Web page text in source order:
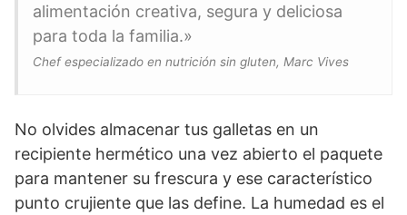
alimentación creativa, segura y deliciosa
para toda la familia.»
Chef especializado en nutrición sin gluten, Marc Vives
No olvides almacenar tus galletas en un
recipiente hermético una vez abierto el paquete
para mantener su frescura y ese característico
punto crujiente que las define. La humedad es el